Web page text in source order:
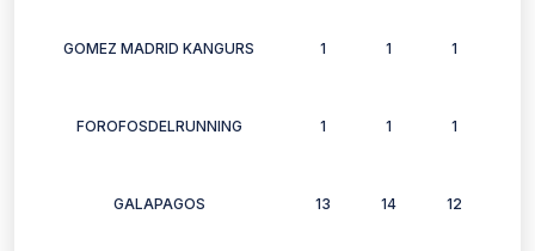
GOMEZ MADRID KANGURS 1 1 1
FOROFOSDELRUNNING 1 1 1
GALAPAGOS 13 14 12